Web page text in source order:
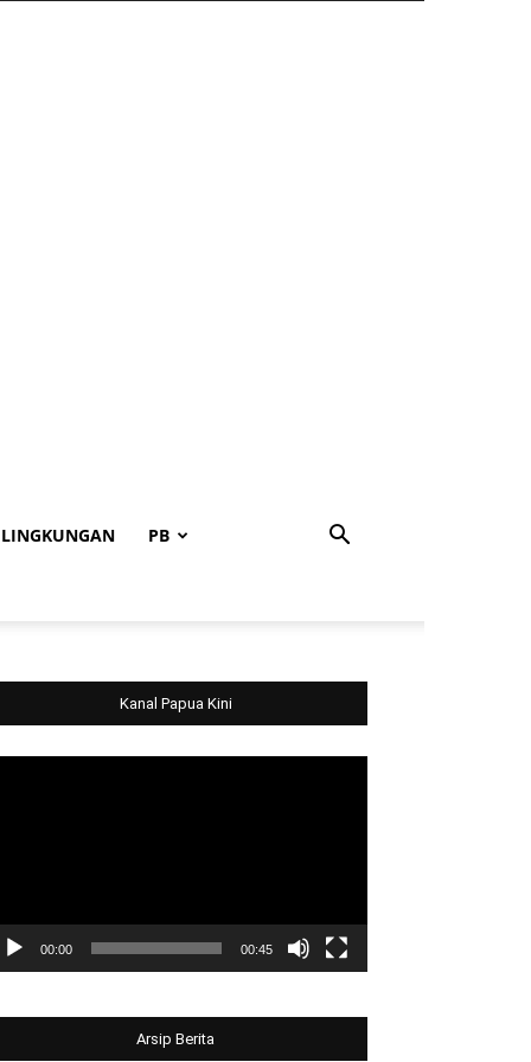
LINGKUNGAN PB
Kanal Papua Kini
00:00 00:45
Arsip Berita